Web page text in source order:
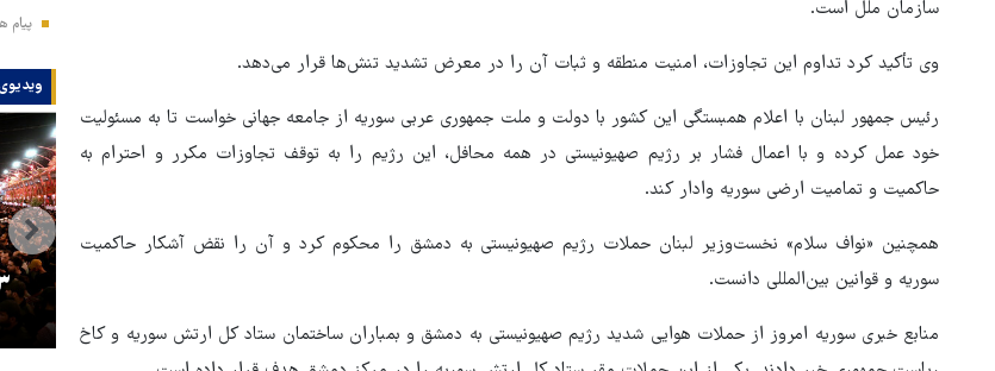
سازمان ملل است.
وی تأکید کرد تداوم این تجاوزات، امنیت منطقه و ثبات آن را در معرض تشدید تنش‌ها قرار می‌دهد.
رئیس جمهور لبنان با اعلام همبستگی این کشور با دولت و ملت جمهوری عربی سوریه از جامعه جهانی خواست تا به مسئولیت
خود عمل کرده و با اعمال فشار بر رژیم صهیونیستی در همه محافل، این رژیم را به توقف تجاوزات مکرر و احترام به
حاکمیت و تمامیت ارضی سوریه وادار کند.
همچنین «نواف سلام» نخست‌وزیر لبنان حملات رژیم صهیونیستی به دمشق را محکوم کرد و آن را نقض آشکار حاکمیت
سوریه و قوانین بین‌المللی دانست.
منابع خبری سوریه امروز از حملات هوایی شدید رژیم صهیونیستی به دمشق و بمباران ساختمان ستاد کل ارتش سوریه و کاخ
پیام
هماهنگی محور مقاومت، آمریکا را
در منطقه درمانده کرد
جنگ‌طلبی است!